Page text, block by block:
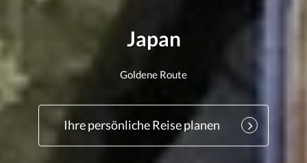
Japan
Goldene Route
Ihre persönliche Reise planen